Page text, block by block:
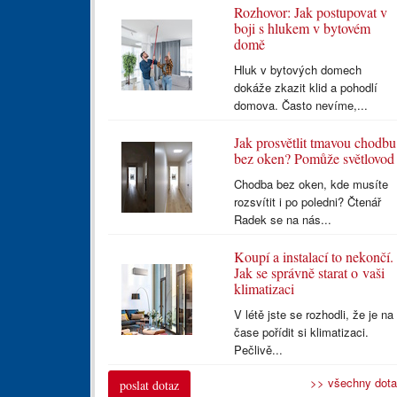
Rozhovor: Jak postupovat v
boji s hlukem v bytovém
domě
Hluk v bytových domech
dokáže zkazit klid a pohodlí
domova. Často nevíme,...
Jak prosvětlit tmavou chodbu
bez oken? Pomůže světlovod
Chodba bez oken, kde musíte
rozsvítit i po poledni? Čtenář
Radek se na nás...
Koupí a instalací to nekončí.
Jak se správně starat o vaši
klimatizaci
V létě jste se rozhodli, že je na
čase pořídit si klimatizaci.
Pečlivě...
poslat dotaz >> všechny